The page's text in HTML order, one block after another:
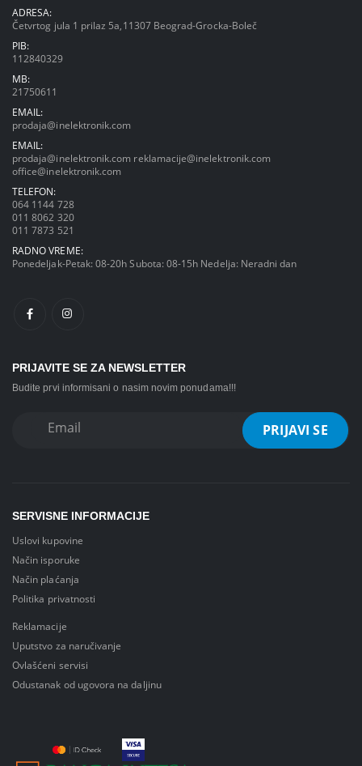
ADRESA:
Četvrtog jula 1 prilaz 5a,11307 Beograd-Grocka-Boleč
PIB:
112840329
MB:
21750611
EMAIL:
prodaja@inelektronik.com
EMAIL:
prodaja@inelektronik.com reklamacije@inelektronik.com
office@inelektronik.com
TELEFON:
064 1144 728
011 8062 320
011 7873 521
RADNO VREME:
Ponedeljak-Petak: 08-20h Subota: 08-15h Nedelja: Neradni dan
PRIJAVITE SE ZA NEWSLETTER
Budite prvi informisani o nasim novim ponudama!!!
SERVISNE INFORMACIJE
Uslovi kupovine
Način isporuke
Način plaćanja
Politika privatnosti
Reklamacije
Uputstvo za naručivanje
Ovlašćeni servisi
Odustanak od ugovora na daljinu